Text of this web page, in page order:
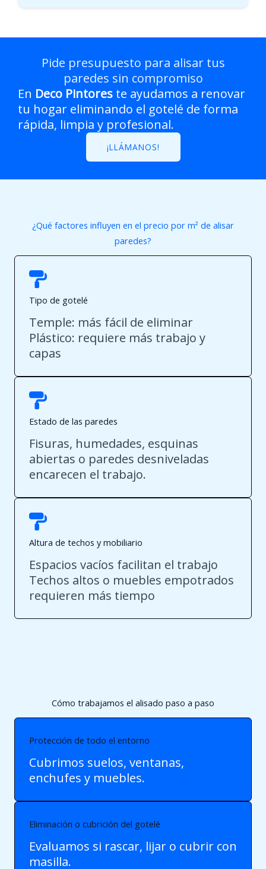
Pide presupuesto para alisar tus
paredes sin compromiso
En Deco Pintores te ayudamos a renovar
tu hogar eliminando el gotelé de forma
rápida, limpia y profesional.
¡LLÁMANOS!
¿Qué factores influyen en el precio por m² de alisar
paredes?
Tipo de gotelé
Temple: más fácil de eliminar
Plástico: requiere más trabajo y
capas
Estado de las paredes
Fisuras, humedades, esquinas
abiertas o paredes desniveladas
encarecen el trabajo.
Altura de techos y mobiliario
Espacios vacíos facilitan el trabajo
Techos altos o muebles empotrados
requieren más tiempo
Cómo trabajamos el alisado paso a paso
Protección de todo el entorno
Cubrimos suelos, ventanas,
enchufes y muebles.
Eliminación o cubrición del gotelé
Evaluamos si rascar, lijar o cubrir con
masilla.